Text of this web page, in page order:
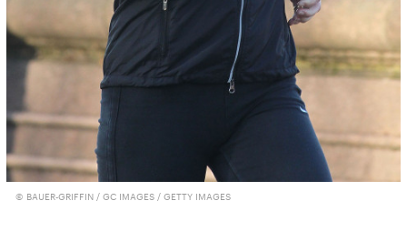
© BAUER-GRIFFIN / GC IMAGES / GETTY IMAGES